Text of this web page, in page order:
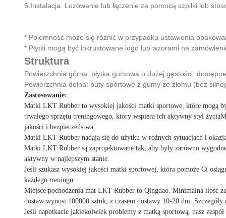
6.Instalacja: Luzowanie lub łączenie za pomocą szpilki lub
* Pojemność może się różnić w przypadku ustawienia
* Płytki mogą być inkrustowane logo lub wzorami na
Struktura
Powierzchnia górna: płytka gumowa o dużej gęstości,
Powierzchnia dolna: buty sportowe z gumy ze złomu (bez
Zastosowanie:
Matki LKT Rubber to wysokiej jakości matki sportowe, które mogą
trwałego sprzętu treningowego, który wspiera ich aktywny styl
jakości i bezpieczeństwa.
Matki LKT Rubber nadają się do użytku w różnych sytuacjach i
Matki LKT Rubber są zaprojektowane tak, aby były zarówno
aktywny w najlepszym stanie.
Jeśli szukasz wysokiej jakości matki sportowej, która pomoże Ci
każdego treningu.
Miejsce pochodzenia mat LKT Rubber to Qingdao. Minimalna ilość
dostaw wynosi 100000 sztuk, z czasem dostawy 10-20 dni.
Jeśli napotkacie jakiekolwiek problemy z matką sportową, nasz